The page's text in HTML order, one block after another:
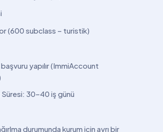
(600 subclass – turistik)
yapılır (ImmiAccount
30–40 iş günü
durumunda kurum için ayrı bir